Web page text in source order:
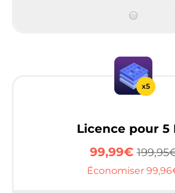
x5
Licence pour 5
99,99€
Économiser